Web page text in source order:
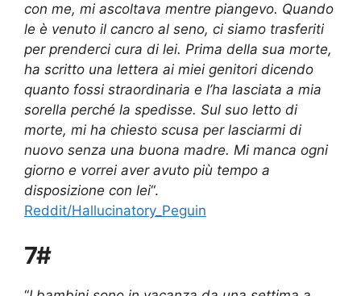
con me, mi ascoltava mentre piangevo. Quando
le è venuto il cancro al seno, ci siamo trasferiti
per prenderci cura di lei. Prima della sua morte,
ha scritto una lettera ai miei genitori dicendo
quanto fossi straordinaria e l’ha lasciata a mia
sorella perché la spedisse. Sul suo letto di
morte, mi ha chiesto scusa per lasciarmi di
nuovo senza una buona madre. Mi manca ogni
giorno e vorrei aver avuto più tempo a
disposizione con lei“.
Reddit/Hallucinatory_Peguin
7#